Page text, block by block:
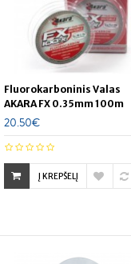
Fluorokarboninis Valas
AKARA FX 0.35mm 100m
20.50€
Į KREPŠELĮ